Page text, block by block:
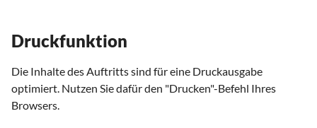
Druckfunktion
Die Inhalte des Auftritts sind für eine Druckausgabe
optimiert. Nutzen Sie dafür den "Drucken"-Befehl Ihres
Browsers.